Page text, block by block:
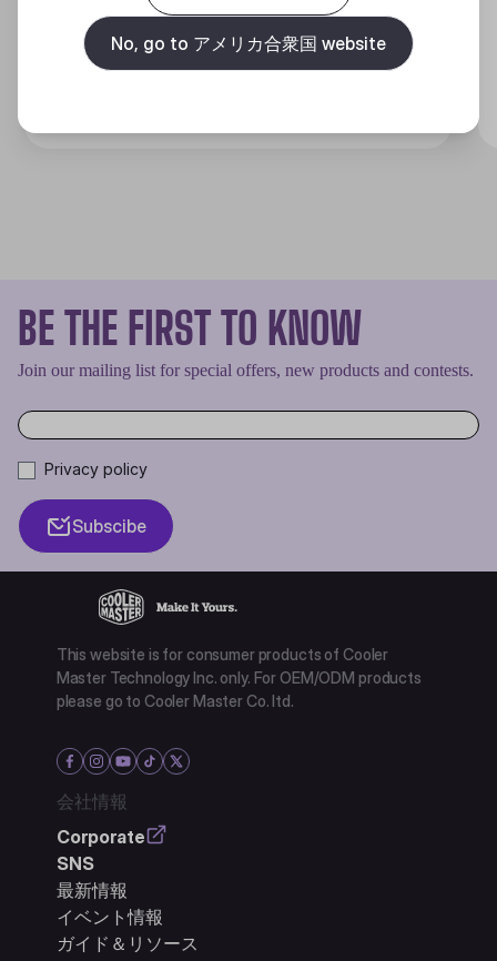
BE THE FIRST TO KNOW
Join our mailing list for special offers, new products and contests.
Privacy policy
Subscibe
This website is for consumer products of Cooler
Master Technology Inc. only. For OEM/ODM products
please go to Cooler Master Co. ltd.
会社情報
Corporate
SNS
最新情報
イベント情報
ガイド＆リソース
No, go to アメリカ合衆国 website